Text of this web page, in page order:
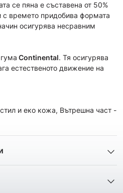
се пяна е съставена от 50%
времето придобива формата
осигурява несравним
Continental. Тя осигурява
естественото движение на
и еко кожа, Вътрешна част -